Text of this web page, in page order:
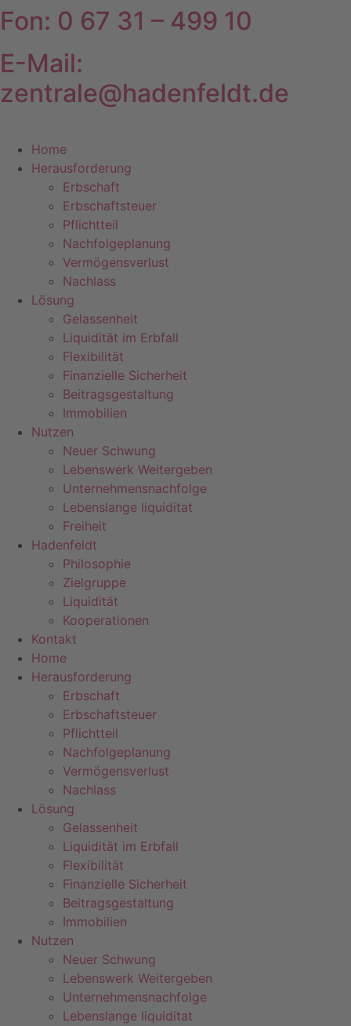
Zum
Inhalt
springen
Fon: 0 67 31 – 499 10
E-Mail:
zentrale@hadenfeldt.de
Home
Herausforderung
Erbschaft
Erbschaftsteuer
Pflichtteil
Nachfolgeplanung
Vermögensverlust
Nachlass
Lösung
Gelassenheit
Liquidität im Erbfall
Flexibilität
Finanzielle Sicherheit
Beitragsgestaltung
Immobilien
Nutzen
Neuer Schwung
Lebenswerk Weitergeben
Unternehmensnachfolge
Lebenslange liquiditat
Freiheit
Hadenfeldt
Philosophie
Zielgruppe
Liquidität
Kooperationen
Kontakt
Home
Herausforderung
Erbschaft
Erbschaftsteuer
Pflichtteil
Nachfolgeplanung
Vermögensverlust
Nachlass
Lösung
Gelassenheit
Liquidität im Erbfall
Flexibilität
Finanzielle Sicherheit
Beitragsgestaltung
Immobilien
Nutzen
Neuer Schwung
Lebenswerk Weitergeben
Unternehmensnachfolge
Lebenslange liquiditat